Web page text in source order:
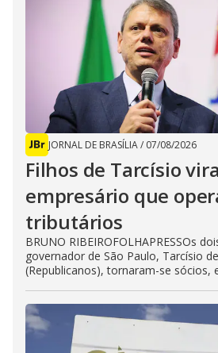
JORNAL DE BRASÍLIA/ 07/08/2026
Filhos de Tarcísio
empresário que
tributários
BRUNO RIBEIROFOLHAPRESSOs
governador de São Paulo, Tarcísio
(Republicanos), tornaram-se sócios,